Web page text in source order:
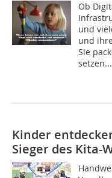
Ob
und
und
Sie
setzen...
Kinder
Sieger des Kita-